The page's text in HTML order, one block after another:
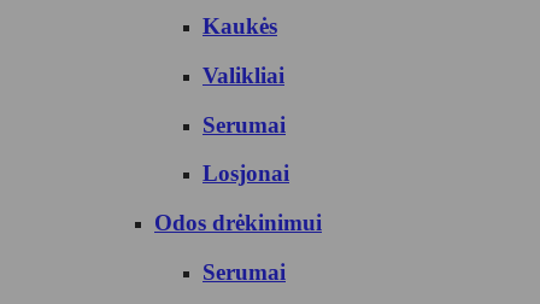
Kaukės
Valikliai
Serumai
Losjonai
Odos drėkinimui
Serumai